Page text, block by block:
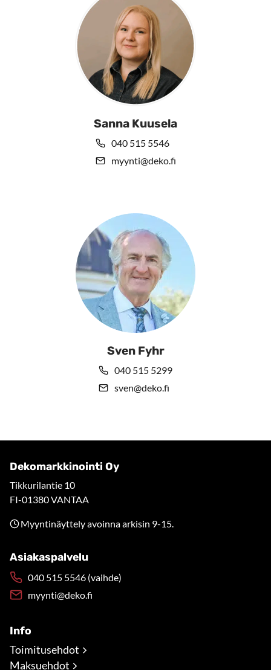
Sanna Kuusela
040 515 5546
myynti@deko.fi
Sven Fyhr
040 515 5299
sven@deko.fi
Dekomarkkinointi Oy
Tikkurilantie 10
FI-01380 VANTAA
Myyntinäyttely avoinna arkisin 9-15.
Asiakaspalvelu
040 515 5546 (vaihde)
myynti@deko.fi
Info
Toimitusehdot
Maksuehdot